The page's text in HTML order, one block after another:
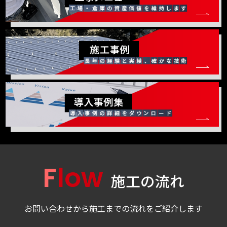
Flow 施工の流れ
お問い合わせから施工までの流れをご紹介します